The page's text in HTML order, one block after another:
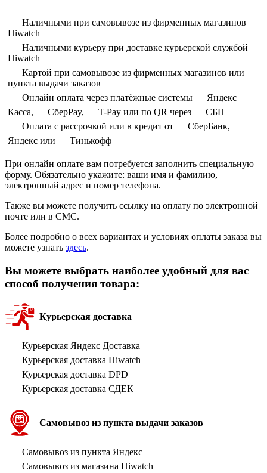
Наличными при самовывозе из фирменных магазинов
Hiwatch
Наличными курьеру при доставке курьерской службой
Hiwatch
Картой при самовывозе из фирменных магазинов или
пункта выдачи заказов
Онлайн оплата через платёжные системы
Яндекс
Касса,
СберPay, T-Pay или по QR через
СБП
Оплата с рассрочкой или в кредит от
СберБанк,
Яндекс или
Тинькофф
При онлайн оплате вам потребуется заполнить специальную
форму. Обязательно укажите: ваши имя и фамилию,
электронный адрес и номер телефона.
Также вы можете получить ссылку на оплату по электронной
почте или в СМС.
Более подробно о всех вариантах и условиях оплаты заказа вы
можете узнать здесь.
Вы можете выбрать наиболее удобный для вас
способ получения товара:
Курьерская доставка
Курьерская Яндекс Доставка
Курьерская доставка Hiwatch
Курьерская доставка DPD
Курьерская доставка СДЕК
Самовывоз из пункта выдачи заказов
Самовывоз из пункта Яндекс
Самовывоз из магазина Hiwatch